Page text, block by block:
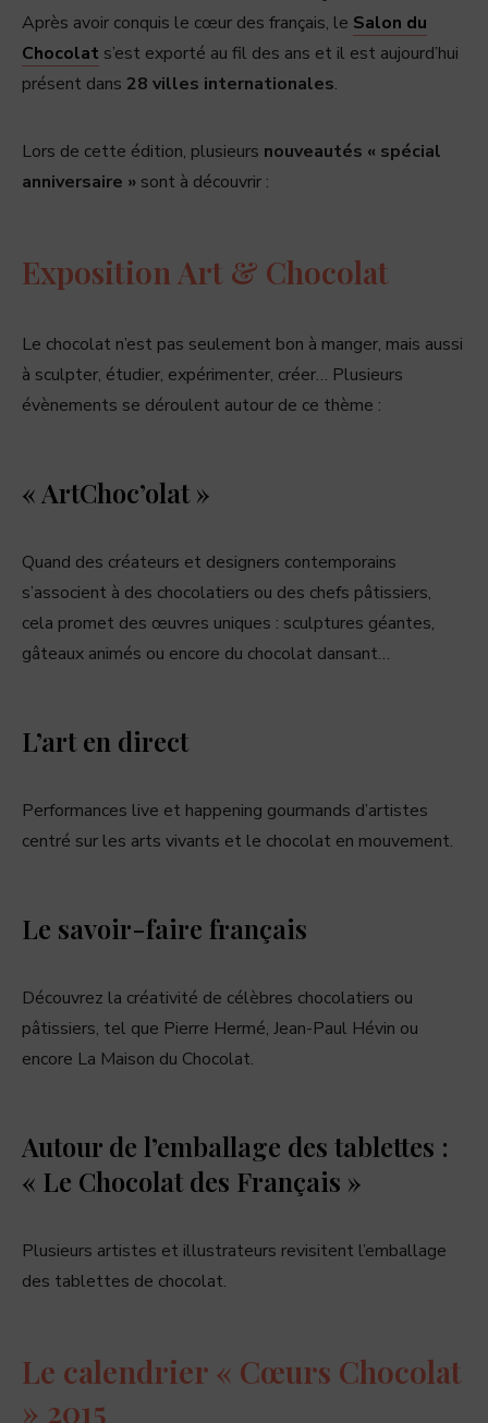
Après avoir conquis le cœur des français, le Salon du
Chocolat s’est exporté au fil des ans et il est aujourd’hui
présent dans 28 villes internationales.
Lors de cette édition, plusieurs nouveautés « spécial
anniversaire » sont à découvrir :
Exposition Art & Chocolat
Le chocolat n’est pas seulement bon à manger, mais aussi
à sculpter, étudier, expérimenter, créer… Plusieurs
évènements se déroulent autour de ce thème :
« ArtChoc’olat »
Quand des créateurs et designers contemporains
s’associent à des chocolatiers ou des chefs pâtissiers,
cela promet des œuvres uniques : sculptures géantes,
gâteaux animés ou encore du chocolat dansant…
L’art en direct
Performances live et happening gourmands d’artistes
centré sur les arts vivants et le chocolat en mouvement.
Le savoir-faire français
Découvrez la créativité de célèbres chocolatiers ou
pâtissiers, tel que Pierre Hermé, Jean-Paul Hévin ou
encore La Maison du Chocolat.
Autour de l’emballage des tablettes :
« Le Chocolat des Français »
Plusieurs artistes et illustrateurs revisitent l’emballage
des tablettes de chocolat.
Le calendrier « Cœurs Chocolat
» 2015